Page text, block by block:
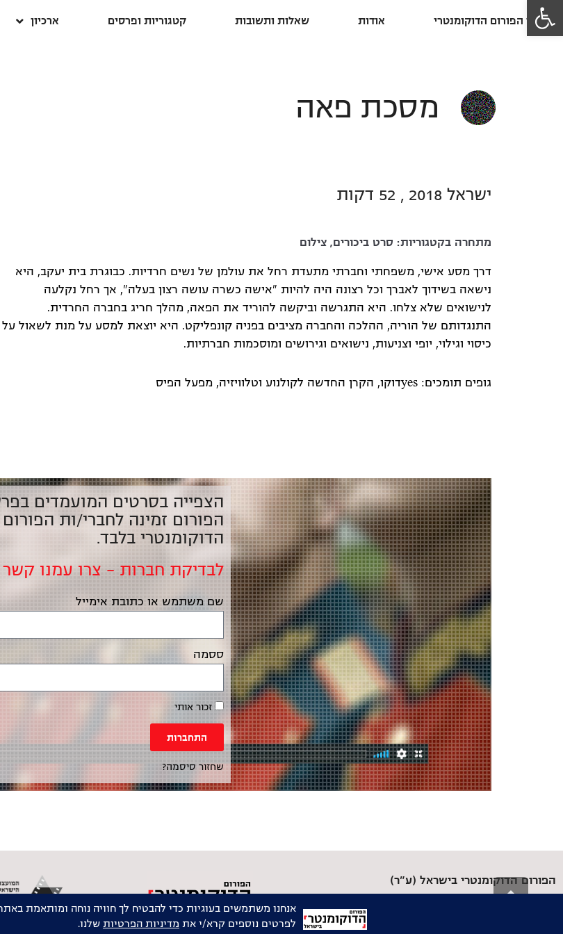
פתח סרגל נגישות
פרסי הפורום הדוקומנטרי אודות שאלות ותשובות קטגוריות ופרסים ארכיון
מסכת פאה
ישראל 2018 , 52 דקות
מתחרה בקטגוריות: סרט ביכורים, צילום
דרך מסע אישי, משפחתי וחברתי מתעדת רחל את עולמן של נשים חרדיות. כבוגרת בית יעקב, היא
נישאה בשידוך לאברך וכל רצונה היה להיות "אישה כשרה עושה רצון בעלה", אך רחל נקלעה
לנישואים שלא צלחו. היא התגרשה וביקשה להוריד את הפאה, מהלך חריג בחברה החרדית.
התנגדותם של הוריה, ההלכה והחברה מציבים בפניה קונפליקט. היא יוצאת למסע על מנת לשאול על
כיסוי וגילוי, יופי וצניעות, נישואים וגירושים ומוסכמות חברתיות.
גופים תומכים: yesדוקו, הקרן החדשה לקולנוע וטלוויזיה, מפעל הפיס
הצפייה בסרטים המועמדים
הפורום זמינה לחברי/ות הפורום
הדוקומנטרי בלבד.
לבדיקת חברות – צרו עמנו קשר
שם משתמש או כתובת אימייל
ססמה
זכור אותי
התחברות
שחזור סיסמה?
הפורום הדוקומנטרי בישראל (ע"ר)
גלילה